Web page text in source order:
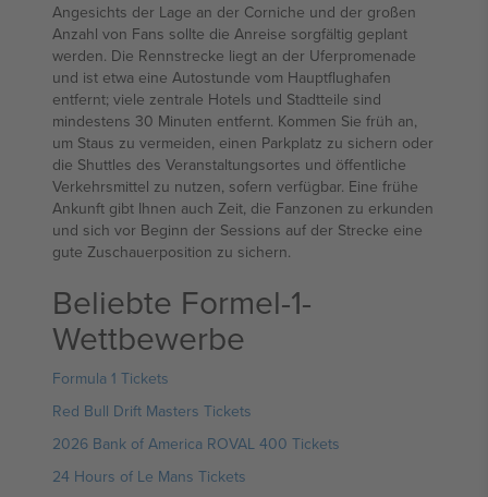
Angesichts der Lage an der Corniche und der großen
Anzahl von Fans sollte die Anreise sorgfältig geplant
werden. Die Rennstrecke liegt an der Uferpromenade
und ist etwa eine Autostunde vom Hauptflughafen
entfernt; viele zentrale Hotels und Stadtteile sind
mindestens 30 Minuten entfernt. Kommen Sie früh an,
um Staus zu vermeiden, einen Parkplatz zu sichern oder
die Shuttles des Veranstaltungsortes und öffentliche
Verkehrsmittel zu nutzen, sofern verfügbar. Eine frühe
Ankunft gibt Ihnen auch Zeit, die Fanzonen zu erkunden
und sich vor Beginn der Sessions auf der Strecke eine
gute Zuschauerposition zu sichern.
Beliebte Formel-1-
Wettbewerbe
Formula 1 Tickets
Red Bull Drift Masters Tickets
2026 Bank of America ROVAL 400 Tickets
24 Hours of Le Mans Tickets